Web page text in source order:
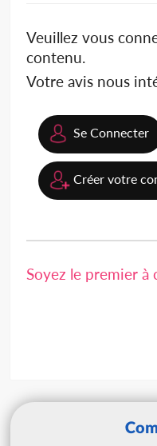
Veuillez vous
contenu.
Votre avis nous
Se Connecter
Créer votre
Soyez le premier